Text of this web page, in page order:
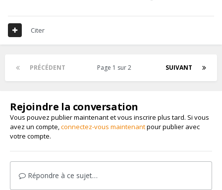
Citer
PRÉCÉDENT SUIVANT
Page 1 sur 2
Rejoindre la conversation
Vous pouvez publier maintenant et vous inscrire plus tard. Si vous
avez un compte, connectez-vous maintenantpour publier avec
votre compte.
Répondre à ce sujet…